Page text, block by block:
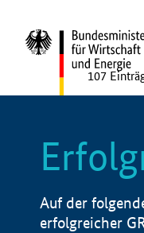
107
Auf der
erfolgreicher